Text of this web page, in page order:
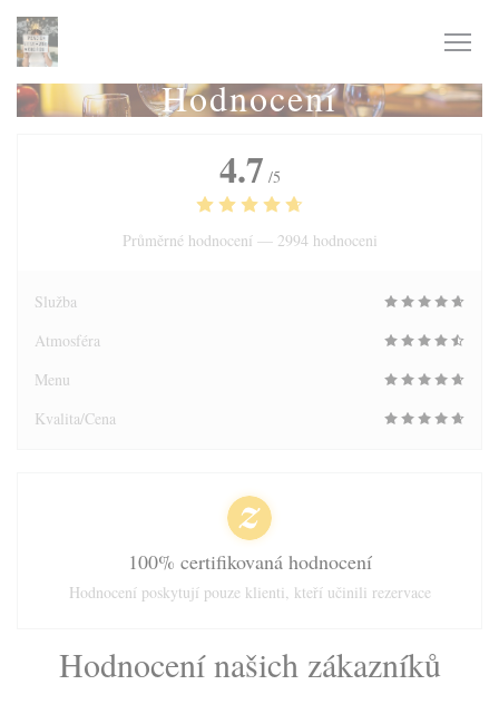
Panel pro správu cookies
Hodnocení
Hodnocení našich zákazníků
4.7 /5
Průměrné hodnocení — 2994 hodnoceni
Služba
Atmosféra
Menu
Kvalita/Cena
100% certifikovaná hodnocení
Hodnocení poskytují pouze klienti, kteří učinili rezervace